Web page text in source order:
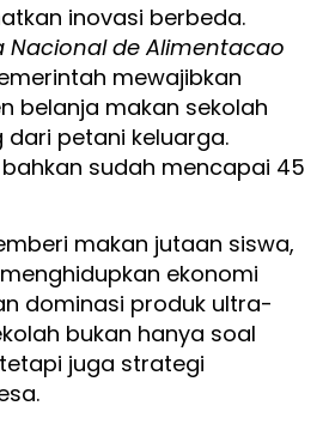
inovasi berbeda.
Nacional de Alimentacao
mewajibkan
belanja makan sekolah
petani keluarga.
sudah mencapai 45
makan jutaan siswa,
ekonomi
dominasi produk ultra-
bukan hanya soal
juga strategi